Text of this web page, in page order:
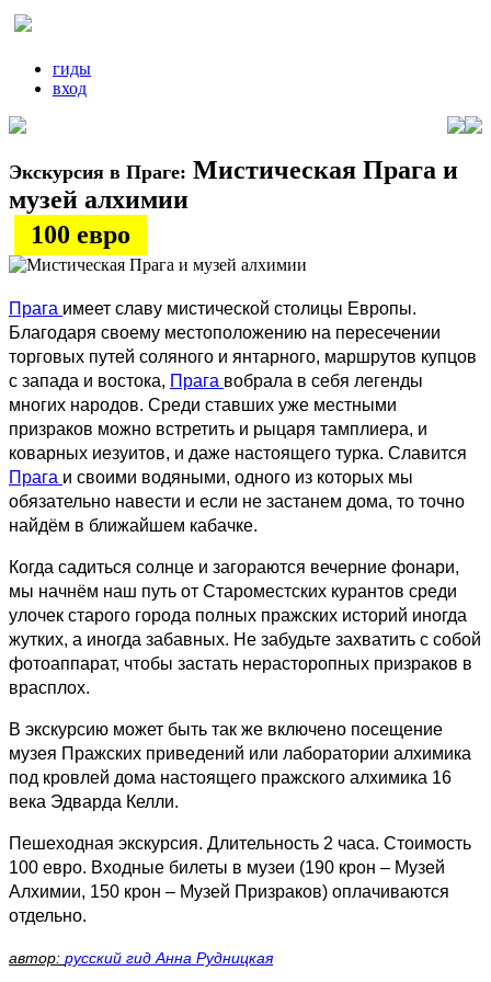
гиды
вход
Экскурсия в Праге: Мистическая Прага и
музей алхимии
100 евро
Прага имеет славу мистической столицы Европы.
Благодаря своему местоположению на пересечении
торговых путей соляного и янтарного, маршрутов купцов
с запада и востока, Прага вобрала в себя легенды
многих народов. Среди ставших уже местными
призраков можно встретить и рыцаря тамплиера, и
коварных иезуитов, и даже настоящего турка. Славится
Прага и своими водяными, одного из которых мы
обязательно навести и если не застанем дома, то точно
найдём в ближайшем кабачке.
Когда садиться солнце и загораются вечерние фонари,
мы начнём наш путь от Староместских курантов среди
улочек старого города полных пражских историй иногда
жутких, а иногда забавных. Не забудьте захватить с собой
фотоаппарат, чтобы застать нерасторопных призраков в
врасплох.
В экскурсию может быть так же включено посещение
музея Пражских приведений или лаборатории алхимика
под кровлей дома настоящего пражского алхимика 16
века Эдварда Келли.
Пешеходная экскурсия. Длительность 2 часа. Стоимость
100 евро. Входные билеты в музеи (190 крон – Музей
Алхимии, 150 крон – Музей Призраков) оплачиваются
отдельно.
автор: русский гид Анна Рудницкая